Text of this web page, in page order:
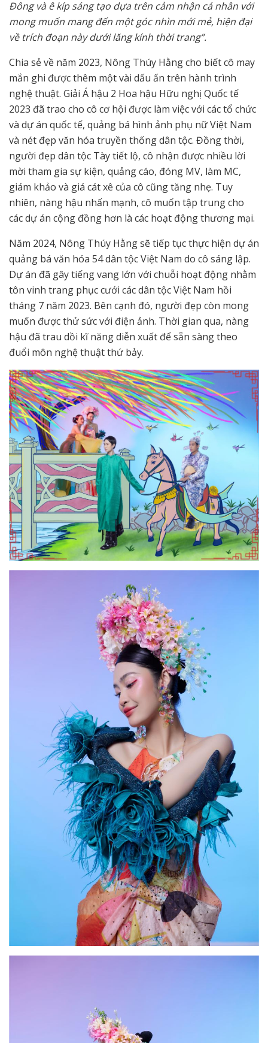
Đông và ê kíp sáng tạo dựa trên cảm nhận cá nhân với
mong muốn mang đến một góc nhìn mới mẻ, hiện đại
về trích đoạn này dưới lăng kính thời trang”.
Chia sẻ về năm 2023, Nông Thúy Hằng cho biết cô may
mắn ghi được thêm một vài dấu ấn trên hành trình
nghệ thuật. Giải Á hậu 2 Hoa hậu Hữu nghị Quốc tế
2023 đã trao cho cô cơ hội được làm việc với các tổ chức
và dự án quốc tế, quảng bá hình ảnh phụ nữ Việt Nam
và nét đẹp văn hóa truyền thống dân tộc. Đồng thời,
người đẹp dân tộc Tày tiết lộ, cô nhận được nhiều lời
mời tham gia sự kiện, quảng cáo, đóng MV, làm MC,
giám khảo và giá cát xê của cô cũng tăng nhẹ. Tuy
nhiên, nàng hậu nhấn mạnh, cô muốn tập trung cho
các dự án cộng đồng hơn là các hoạt động thương mại.
Năm 2024, Nông Thúy Hằng sẽ tiếp tục thực hiện dự án
quảng bá văn hóa 54 dân tộc Việt Nam do cô sáng lập.
Dự án đã gây tiếng vang lớn với chuỗi hoạt động nhằm
tôn vinh trang phục cưới các dân tộc Việt Nam hồi
tháng 7 năm 2023. Bên cạnh đó, người đẹp còn mong
muốn được thử sức với điện ảnh. Thời gian qua, nàng
hậu đã trau dồi kĩ năng diễn xuất để sẵn sàng theo
đuổi môn nghệ thuật thứ bảy.